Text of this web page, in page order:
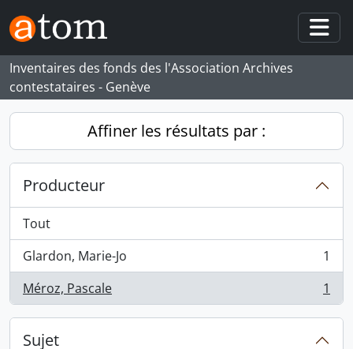
Skip to main content
Inventaires des fonds des l'Association Archives
contestataires - Genève
Affiner les résultats par :
Producteur
Tout
Glardon, Marie-Jo
, 1 résultats
1
Méroz, Pascale
, 1 résultats 1
Sujet